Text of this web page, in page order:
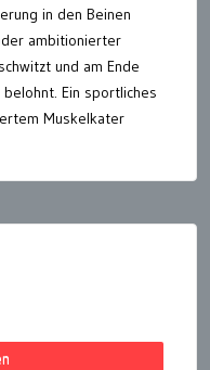
in den Beinen
ambitionierter
und am Ende
Ein sportliches
Muskelkater